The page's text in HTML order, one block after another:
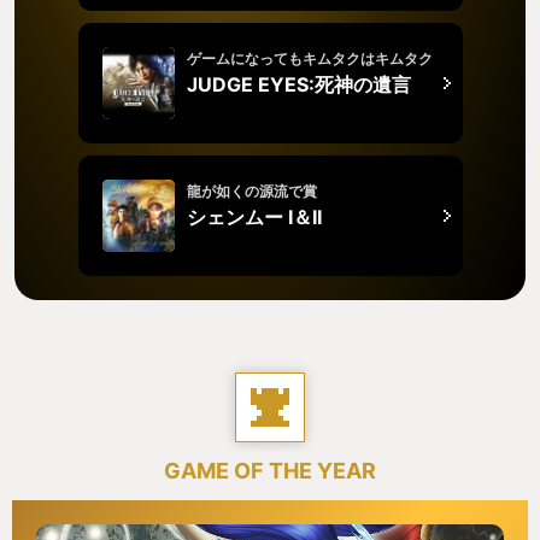
ゲームになってもキムタクはキムタク
JUDGE EYES:死神の遺言
龍が如くの源流で賞
シェンムー I＆II
GAME OF THE YEAR